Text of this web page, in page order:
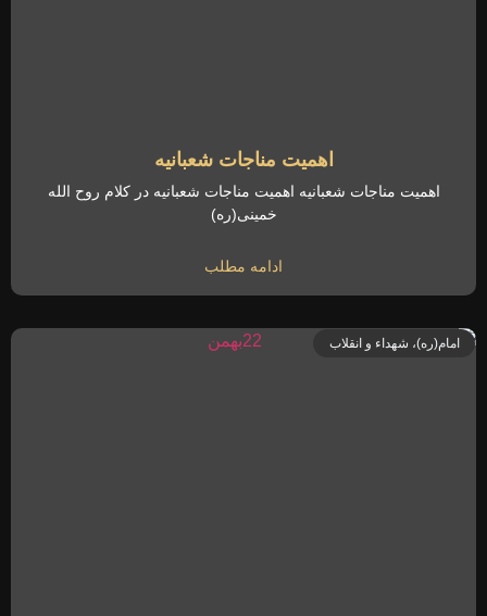
اهمیت مناجات شعبانیه
اهمیت مناجات شعبانیه اهمیت مناجات شعبانیه در کلام روح الله
خمینی(ره)
ادامه مطلب
امام(ره)، شهداء و انقلاب